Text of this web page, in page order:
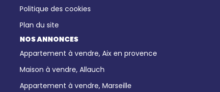
Politique des cookies
Plan du site
NOS ANNONCES
Appartement à vendre, Aix en provence
Maison à vendre, Allauch
Appartement à vendre, Marseille